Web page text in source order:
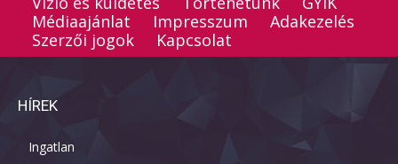
Médiaajánlat
Impresszum
Adakezelés
Szerzői jogok
Kapcsolat
HÍREK
Ingatlan